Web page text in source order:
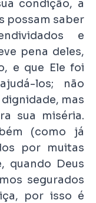
condição, a
possam saber
e
pena deles,
e que Ele foi
los; não
mas
sua miséria.
(como já
por muitas
quando Deus
segurados
por isso é